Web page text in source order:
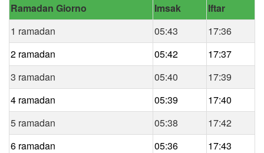
Ramadan Giorno
Imsak
Iftar
1 ramadan
05:43
17:36
2 ramadan
05:42
17:37
3 ramadan
05:40
17:39
4 ramadan
05:39
17:40
5 ramadan
05:38
17:42
6 ramadan
05:36
17:43